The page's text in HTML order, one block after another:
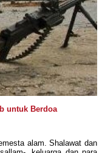
untuk Berdoa
alam. Shalawat dan